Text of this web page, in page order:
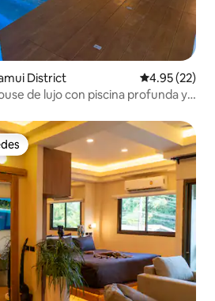
District Calificación
4.95 (22)
de lujo con piscina profunda y